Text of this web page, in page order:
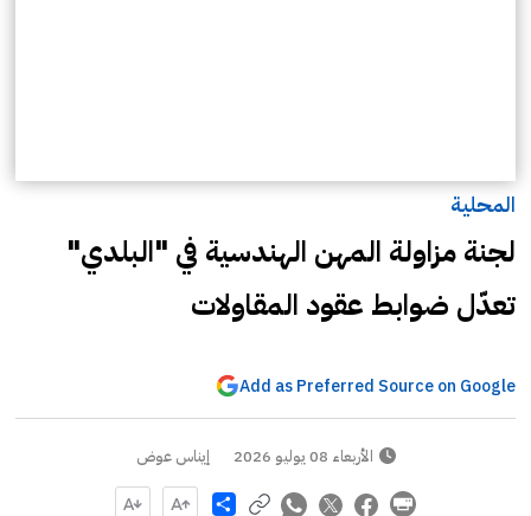
المحلية
لجنة مزاولة المهن الهندسية في "البلدي"
تعدّل ضوابط عقود المقاولات
Add as Preferred Source on Google
الأربعاء 08 يوليو 2026 إيناس عوض
Share